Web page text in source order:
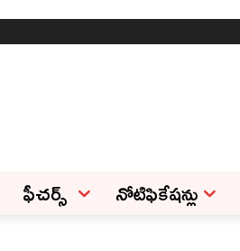
ఫీచ‌ర్స్ ‌ నోటిఫికేషన్లు